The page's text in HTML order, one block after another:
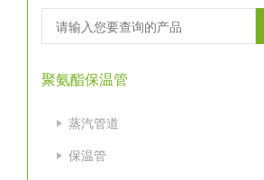
聚氨酯保温管
蒸汽管道
保温管